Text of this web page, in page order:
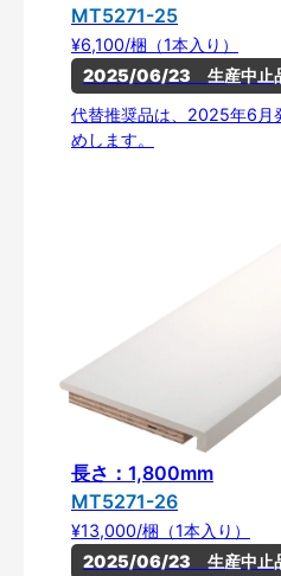
MT5271-25
¥6,100/梱（1本入り）
2025/06/23　生産中止
代替推奨品は、2025年6月
めします。
長さ：1,800mm
MT5271-26
¥13,000/梱（1本入り）
2025/06/23　生産中止